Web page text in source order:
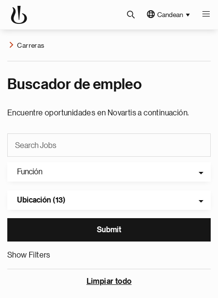
Candean
Carreras
Buscador de empleo
Encuentre oportunidades en Novartis a continuación.
Función
Ubicación (13)
Show Filters
Limpiar todo